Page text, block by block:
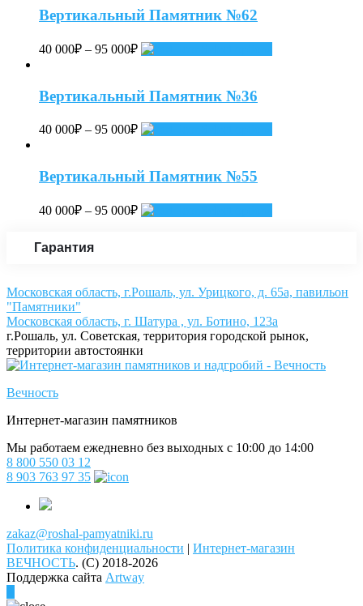
Вертикальный Памятник №62
40 000₽ – 95 000₽
Вертикальный Памятник №36
40 000₽ – 95 000₽
Вертикальный Памятник №55
40 000₽ – 95 000₽
Гарантия
Московская область, г.Рошаль, ул. Урицкого, д. 65а, павильон
"Памятники"
Московская область, г. Шатура , ул. Ботино, 123а
г.Рошаль, ул. Советская, территория городской рынок,
территории автостоянки
Вечность
Интернет-магазин памятников
Мы работаем ежедневно без выходных с 10:00 до 14:00
8 800 550 03 12
8 903 763 97 35
zakaz@roshal-pamyatniki.ru
Политика конфиденциальности | Интернет-магазин
ВЕЧНОСТЬ. (C) 2018-2026
Поддержка сайта Artway